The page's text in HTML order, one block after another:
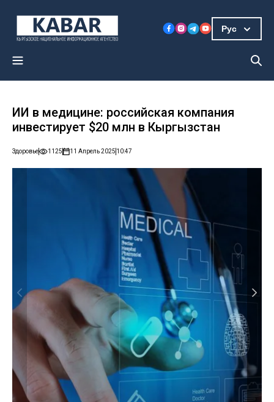
Рус
ИИ в медицине: российская компания
инвестирует $20 млн в Кыргызстан
Здоровье 1125 11 Апрель 2025 10:47